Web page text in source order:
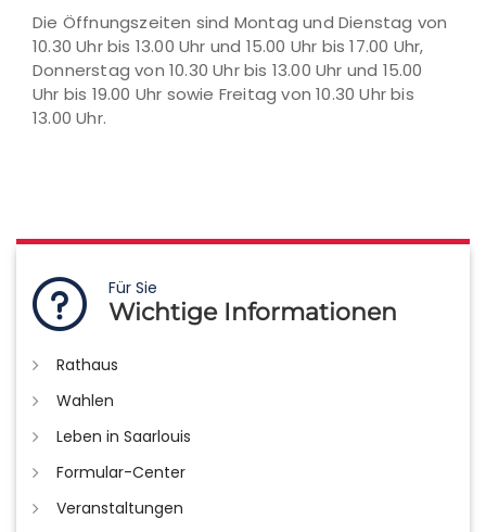
Die Öffnungszeiten sind Montag und Dienstag von
10.30 Uhr bis 13.00 Uhr und 15.00 Uhr bis 17.00 Uhr,
Donnerstag von 10.30 Uhr bis 13.00 Uhr und 15.00
Uhr bis 19.00 Uhr sowie Freitag von 10.30 Uhr bis
13.00 Uhr.
Für Sie
Wichtige Informationen
Rathaus
Wahlen
Leben in Saarlouis
Formular-Center
Veranstaltungen